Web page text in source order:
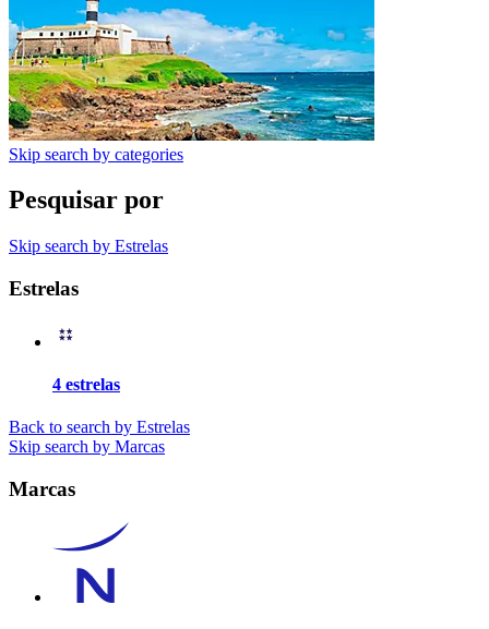
Skip search by categories
Pesquisar por
Skip search by Estrelas
Estrelas
4 estrelas
Back to search by Estrelas
Skip search by Marcas
Marcas